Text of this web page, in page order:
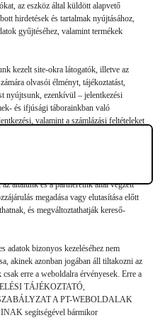
az eszköz által küldött alapvető
hirdetések és tartalmak nyújtásához,
gyűjtéséhez, valamint termékek
kezelt site-okra látogatók, illetve az
olvasói élményt, tájékoztatást,
nyújtsunk, ezenkívül – jelentkezési
és ifjúsági táborainkban való
valamint a számlázási feltételeket
eszközleolvasásos módszerrel szerzett
is felhasználhatunk. Látogatóink a
általunk és a partnereink által végzett
megadása vagy elutasítása előtt
és megváltoztathatják kereső-
adatok bizonyos kezeléséhez nem
akinek azonban jogában áll tiltakozni az
erre a weboldalra érvényesek. Erre a
TÁJÉKOZTATÓ,
A PT-WEBOLDALAK
segítségével bármikor